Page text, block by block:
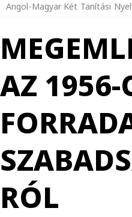
Angol-Magyar Két Tanítási
AZ 1956-
RÓL